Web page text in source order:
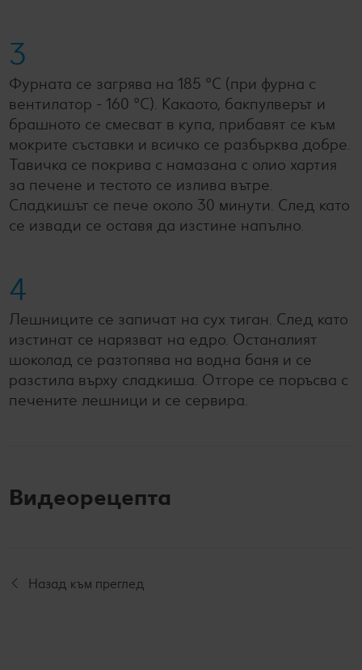
3
Фурната се загрява на 185 °C (при фурна с
вентилатор - 160 °C). Какаото, бакпулверът и
брашното се смесват в купа, прибавят се към
мокрите съставки и всичко се разбърква добре.
Тавичка се покрива с намазана с олио хартия
за печене и тестото се излива вътре.
Сладкишът се пече около 30 минути. След като
се извади се оставя да изстине напълно.
4
Лешниците се запичат на сух тиган. След като
изстинат се нарязват на едро. Останалият
шоколад се разтопява на водна баня и се
разстила върху сладкиша. Отгоре се поръсва с
печените лешници и се сервира.
Видеорецепта
Назад към преглед